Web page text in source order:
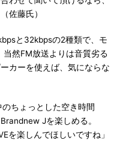
佐藤氏）
と32kbpsの2種類で、モ
然FM放送よりは音質劣る
カーを使えば、気にならな
ちょっとした空き時間
Jを楽しめる。
を楽しんでほしいですね」